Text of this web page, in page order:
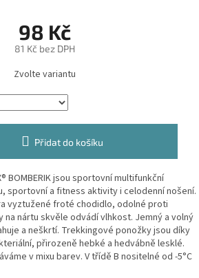
98 Kč
81 Kč bez DPH
Měrná
cena:
Zvolte variantu
Přidat do košíku
BOMBERIK jsou sportovní multifunkční
sportovní a fitness aktivity i celodenní nošení.
vyztužené froté chodidlo, odolné proti
nártu skvěle odvádí vlhkost. Jemný a volný
a neškrtí. Trekkingové ponožky jsou díky
přirozeně hebké a hedvábně lesklé.
v mixu barev. V třídě B nositelné od -5°C